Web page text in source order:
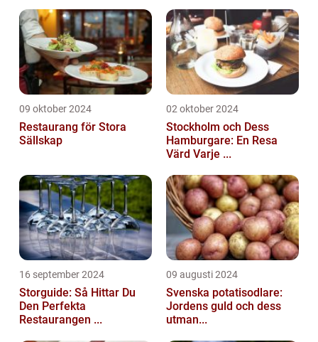
09 oktober 2024
Restaurang för Stora
Sällskap
02 oktober 2024
Stockholm och Dess
Hamburgare: En Resa
Värd Varje ...
16 september 2024
Storguide: Så Hittar Du
Den Perfekta
Restaurangen ...
09 augusti 2024
Svenska potatisodlare:
Jordens guld och dess
utman...